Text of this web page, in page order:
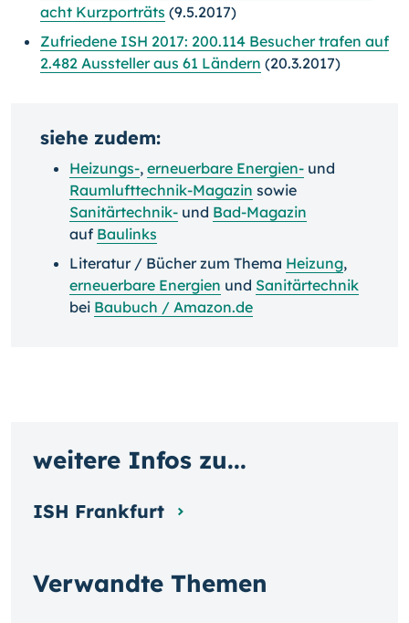
acht Kurzporträts (9.5.2017)
Zufriedene ISH 2017: 200.114 Besucher trafen auf
2.482 Aussteller aus 61 Ländern (20.3.2017)
siehe zudem:
Heizungs-, erneuerbare Energien- und
Raumlufttechnik-Magazin sowie
Sanitärtechnik- und Bad-Magazin
auf Baulinks
Literatur / Bücher zum Thema Heizung,
erneuerbare Energien und Sanitärtechnik
bei Baubuch / Amazon.de
Verwandte Themen
weitere Infos zu...
ISH Frankfurt